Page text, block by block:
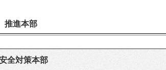
推進本部
全対策本部